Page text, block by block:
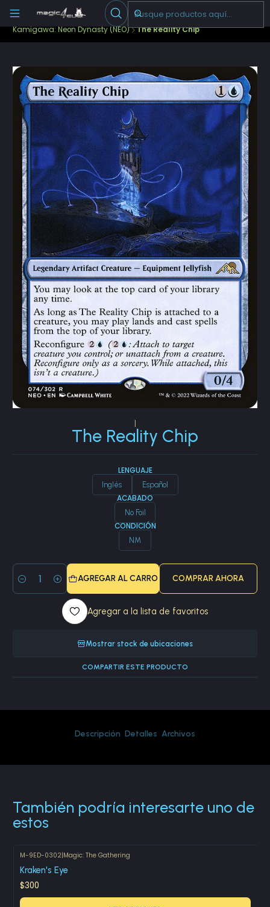
Escribenos
Cartas Sueltas Magic Pioneer
Kamigawa: Neon Dynasty (NEO) The Reality Chip
The Reality Chip
LENGUAJE
Inglés Español
ACABADO
No Foil
CONDICIÓN
NM
Cantidad
AGREGAR AL CARRO COMPRAR AHORA
Agregar a la lista de favoritos
Mostrar stock de ubicaciones
COMPARTIR ESTE PRODUCTO
Descripción Detalles Archivos
También podría interesarte uno de
estos
M-9ED-0302|Magic: The Gathering
Kraken's Eye
$300